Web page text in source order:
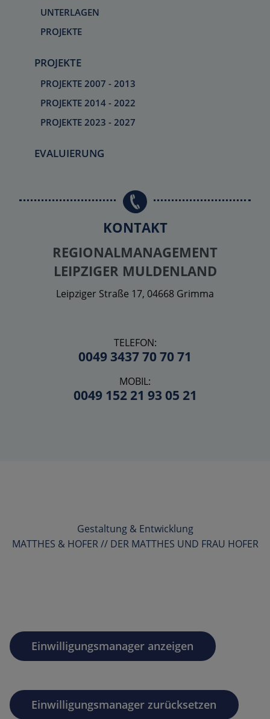
UNTERLAGEN
PROJEKTE
PROJEKTE
PROJEKTE 2007 - 2013
PROJEKTE 2014 - 2022
PROJEKTE 2023 - 2027
EVALUIERUNG
KONTAKT
REGIONALMANAGEMENT
LEIPZIGER MULDENLAND
Leipziger Straße 17, 04668 Grimma
TELEFON:
0049 3437 70 70 71
MOBIL:
0049 152 21 93 05 21
Gestaltung & Entwicklung
MATTHES & HOFER // DER MATTHES UND FRAU HOFER
Einwilligungsmanager anzeigen
Einwilligungsmanager zurücksetzen